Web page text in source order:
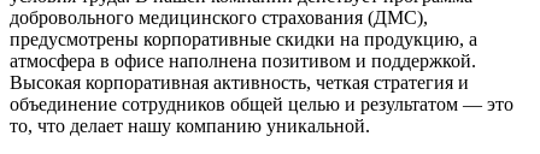
добровольного медицинского страхования (ДМС),
предусмотрены корпоративные скидки на продукцию, а
атмосфера в офисе наполнена позитивом и поддержкой.
Высокая корпоративная активность, четкая стратегия и
объединение сотрудников общей целью и результатом — это
то, что делает нашу компанию уникальной.